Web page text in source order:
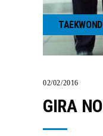
02/02/2016
GIRA